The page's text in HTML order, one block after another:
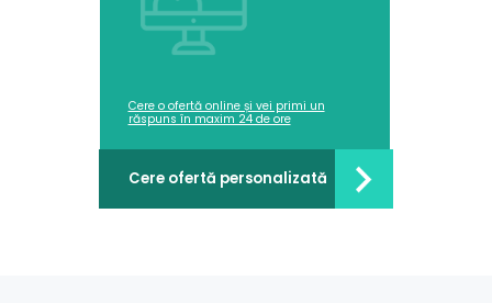
Cere o ofertă online și vei primi un
răspuns în maxim 24 de ore
Cere ofertă personalizată